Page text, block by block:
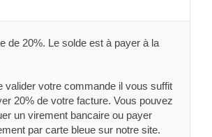
de 20%. Le solde est à payer à la
valider votre commande il vous suffit
20% de votre facture. Vous pouvez
un virement bancaire ou payer
par carte bleue sur notre site.